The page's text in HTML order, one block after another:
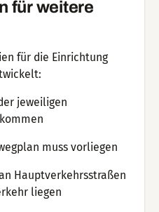
für weitere
für die Einrichtung
jeweiligen
muss vorliegen
Hauptverkehrsstraßen
liegen